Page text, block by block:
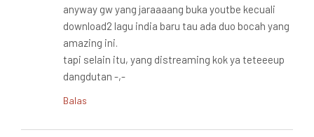
anyway gw yang jaraaaang buka youtbe kecuali
download2 lagu india baru tau ada duo bocah yang
amazing ini.
tapi selain itu, yang distreaming kok ya teteeeup
dangdutan -,-
Balas